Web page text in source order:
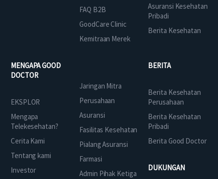
FAQ B2B
GoodCare Clinic
Kemitraan Merek
Asuransi Kesehatan
Pribadi
Berita Kesehatan
MENGAPA GOOD
DOCTOR
EKSPLOR
Mengapa
Telekesehatan?
Cerita Kami
Tentang kami
Investor
Jaringan Mitra
Perusahaan
Asuransi
Fasilitas Kesehatan
Pialang Asuransi
Farmasi
Admin Pihak Ketiga
BERITA
Berita Kesehatan
Perusahaan
Berita Kesehatan
Pribadi
Berita Good Doctor
DUKUNGAN